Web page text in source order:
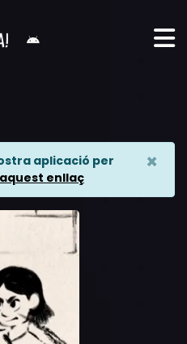
aplicació per
aquest enllaç
×